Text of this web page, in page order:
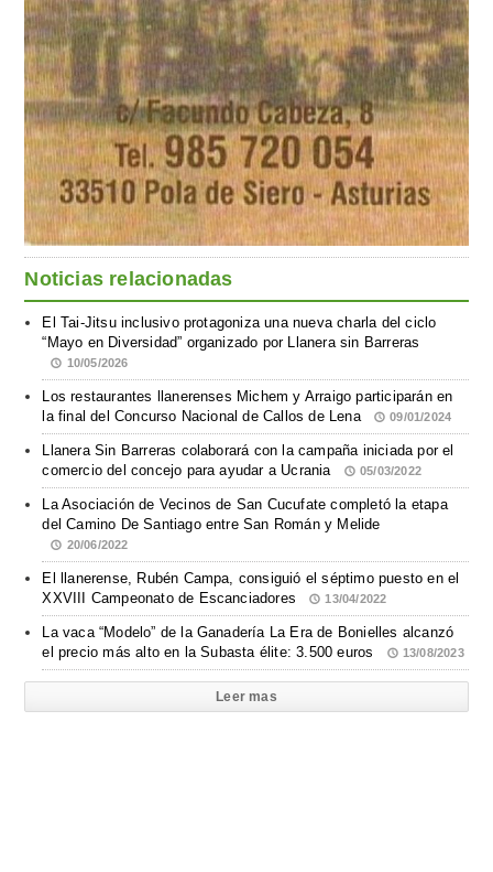
Noticias relacionadas
El Tai-Jitsu inclusivo protagoniza una nueva charla del ciclo
“Mayo en Diversidad” organizado por Llanera sin Barreras
10/05/2026
Los restaurantes llanerenses Michem y Arraigo participarán en
la final del Concurso Nacional de Callos de Lena
09/01/2024
Llanera Sin Barreras colaborará con la campaña iniciada por el
comercio del concejo para ayudar a Ucrania
05/03/2022
La Asociación de Vecinos de San Cucufate completó la etapa
del Camino De Santiago entre San Román y Melide
20/06/2022
El llanerense, Rubén Campa, consiguió el séptimo puesto en el
XXVIII Campeonato de Escanciadores
13/04/2022
La vaca “Modelo” de la Ganadería La Era de Bonielles alcanzó
el precio más alto en la Subasta élite: 3.500 euros
13/08/2023
Leer mas